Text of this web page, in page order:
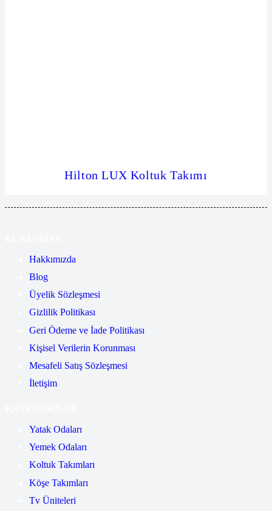
Hilton LUX Koltuk Takımı
Hakkımızda
Blog
Üyelik Sözleşmesi
Gizlilik Politikası
Geri Ödeme ve İade Politikası
Kişisel Verilerin Korunması
Mesafeli Satış Sözleşmesi
İletişim
Yatak Odaları
Yemek Odaları
Koltuk Takımları
Köşe Takımları
Tv Üniteleri